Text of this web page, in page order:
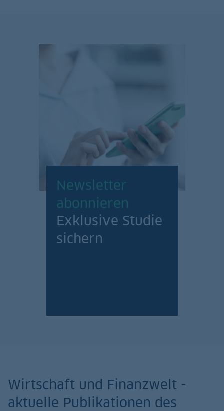
Newsletter
abonnieren
Exklusive Studie
sichern
Wirtschaft und Finanzwelt -
aktuelle Publikationen des